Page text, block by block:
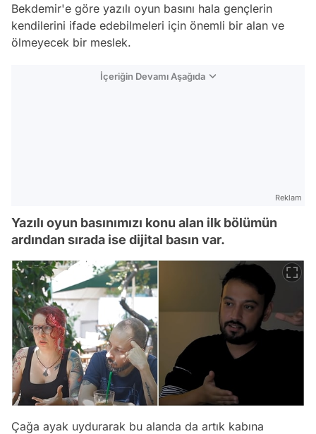
Bekdemir'e göre yazılı oyun basını hala gençlerin
kendilerini ifade edebilmeleri için önemli bir alan ve
ölmeyecek bir meslek.
İçeriğin Devamı Aşağıda
Reklam
Yazılı oyun basınımızı konu alan ilk bölümün
ardından sırada ise dijital basın var.
Çağa ayak uydurarak bu alanda da artık kabına